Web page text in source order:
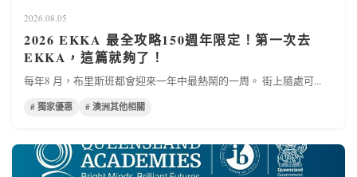
2026.08.05
2026 EKKA 最全攻略150週年限定！第一次去
EKKA，這篇就夠了！
每年8 月，布里斯班都會迎來一年中最熱鬧的一周。 街上隨處可...
# 獨家優惠 # 澳洲其他相關